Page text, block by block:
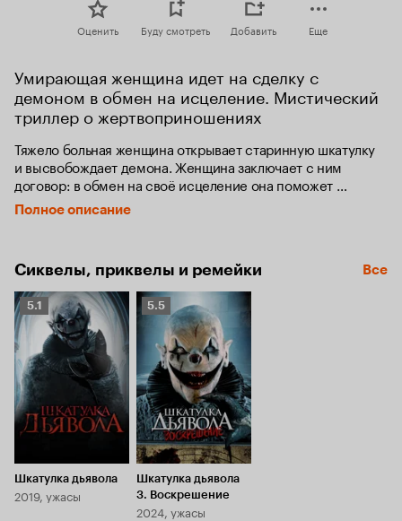
Оценить Буду смотреть Добавить Еще
Умирающая женщина идет на сделку с
демоном в обмен на исцеление. Мистический
триллер о жертвоприношениях
Тяжело больная женщина открывает старинную шкатулку
и высвобождает демона. Женщина заключает с ним
договор: в обмен на своё исцеление она поможет
ему заполучить шесть невинных жертв.
Полное описание
Сиквелы, приквелы и ремейки Все
Рейтинг
Кинопоиска
5.1
Шкатулка дьявола
2019, ужасы
Рейтинг
Кинопоиска
5.5
5.5
Шкатулка дьявола
3. Воскрешение
2024, ужасы